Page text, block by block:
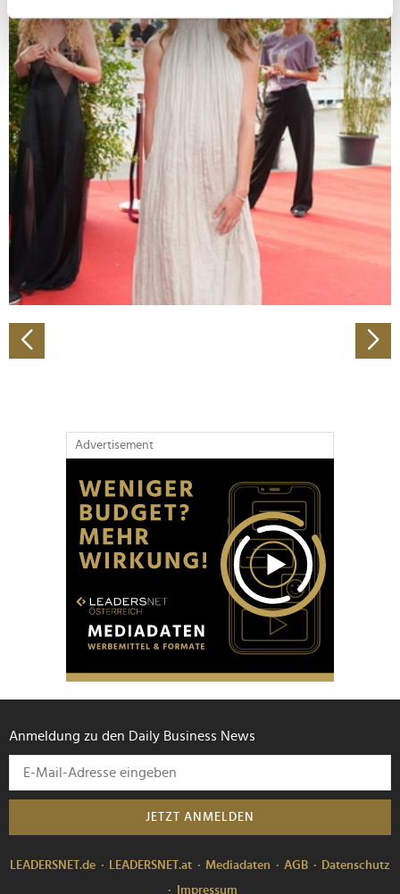
bestimmten Merkmalen (Fingerprinting) identifizieren
Erfahren Sie mehr darüber, wie Ihre persönlichen Daten
verarbeitet werden, und legen Sie Ihre Präferenzen im
Abschnitt Einzelheiten
Wir verwenden Cookies, um Inhalte und Anzeigen zu
personalisieren, Funktionen für soziale Medien anbieten
zu können und die Zugriffe auf unsere Website zu
analysieren. Außerdem geben wir Informationen zu Ihrer
Verwendung unserer Website an unsere Partner für
soziale Medien, Werbung und Analysen weiter. Unsere
Partner führen diese Informationen möglicherweise mit
weiteren Daten zusammen, die Sie ihnen bereitgestellt
gesammelt haben.
Advertisement
Anmeldung zu den Daily Business News
JETZT ANMELDEN
LEADERSNET.de LEADERSNET.at Mediadaten AGB
Datenschutz
Impressum